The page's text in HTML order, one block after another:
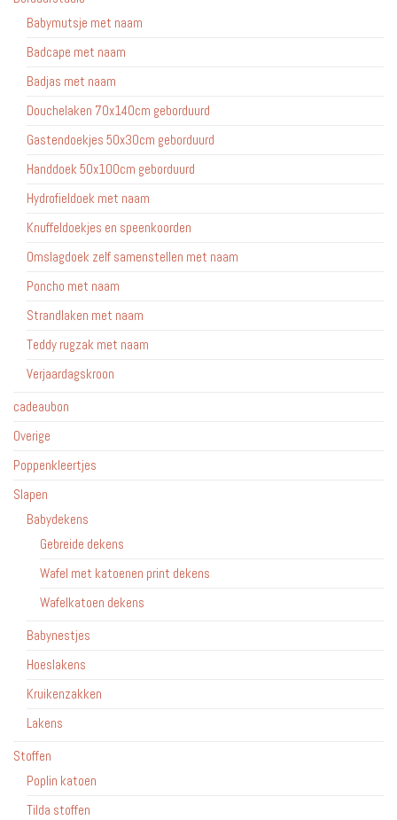
Babymutsje met naam
Badcape met naam
Badjas met naam
Douchelaken 70x140cm geborduurd
Gastendoekjes 50x30cm geborduurd
Handdoek 50x100cm geborduurd
Hydrofieldoek met naam
Knuffeldoekjes en speenkoorden
Omslagdoek zelf samenstellen met naam
Poncho met naam
Strandlaken met naam
Teddy rugzak met naam
Verjaardagskroon
cadeaubon
Overige
Poppenkleertjes
Slapen
Babydekens
Gebreide dekens
Wafel met katoenen print dekens
Wafelkatoen dekens
Babynestjes
Hoeslakens
Kruikenzakken
Lakens
Stoffen
Poplin katoen
Tilda stoffen